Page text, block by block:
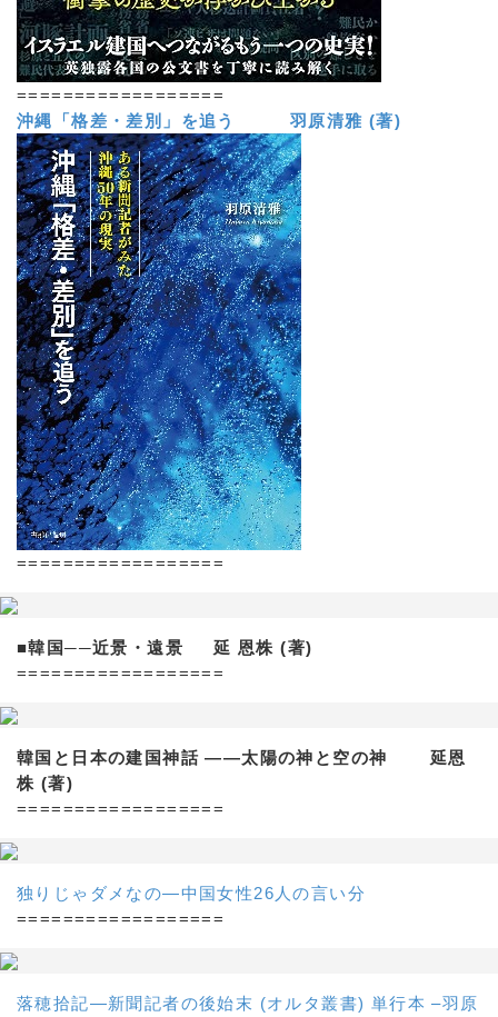
==================
沖縄「格差・差別」を追う 羽原清雅 (著)
==================
■韓国──近景・遠景 延 恩株 (著)
==================
韓国と日本の建国神話 ——太陽の神と空の神 延恩
株 (著)
==================
独りじゃダメなの―中国女性26人の言い分
==================
落穂拾記―新聞記者の後始末 (オルタ叢書) 単行本 –羽原